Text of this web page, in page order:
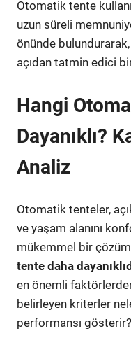
Otomatik tente
uzun süreli
önünde
açıdan tatmin edici
Hangi
Dayanıklı?
Analiz
Otomatik tenteler,
ve yaşam alanını
mükemmel bir
tente daha
en önemli
belirleyen kriterler
performansı gösterir?